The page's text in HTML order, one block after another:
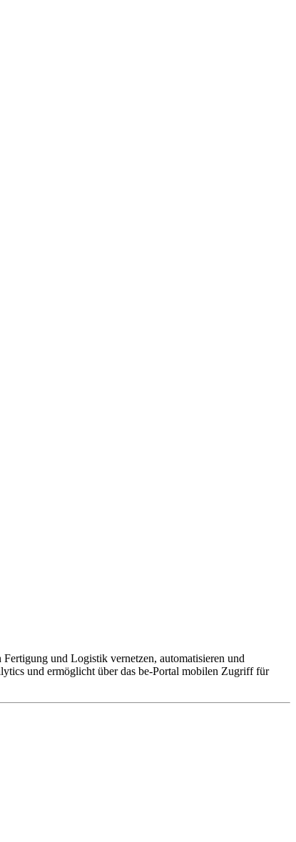
und Logistik vernetzen, automatisieren und
und ermöglicht über das be-Portal mobilen Zugriff für